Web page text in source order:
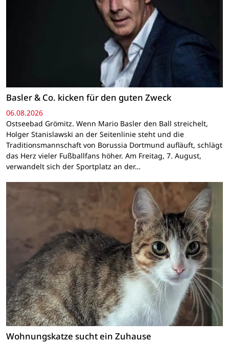
Basler & Co. kicken für den guten Zweck
06.08.2026
Ostseebad Grömitz. Wenn Mario Basler den Ball streichelt,
Holger Stanislawski an der Seitenlinie steht und die
Traditionsmannschaft von Borussia Dortmund aufläuft, schlägt
das Herz vieler Fußballfans höher. Am Freitag, 7. August,
verwandelt sich der Sportplatz an der…
Wohnungskatze sucht ein Zuhause